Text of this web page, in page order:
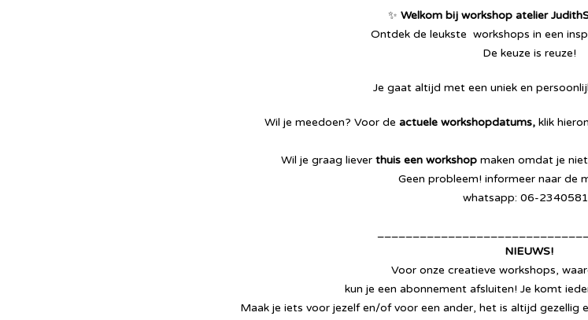
✨ Welkom bij workshop atelier
Ontdek de leukste workshops in een
De keuze is reuze!
Je gaat altijd met een uniek en
Wil je meedoen? Voor de actuele workshopdatums, klik
Wil je graag liever thuis een workshop maken omdat je
Geen probleem! informeer naar de
whatsapp: 06-
NIEUWS!
Voor onze creatieve workshops,
kun je een abonnement afsluiten! Je komt
Maak je iets voor jezelf en/of voor een ander, het is altijd gezellig